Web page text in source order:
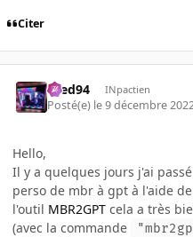
Citer
bred94 INpactien
Posté(e) le 9 décembre
Hello,
Il y a quelques jours j'ai
perso de mbr à gpt à l'aide
l'outil MBR2GPT cela a très
(avec la commande